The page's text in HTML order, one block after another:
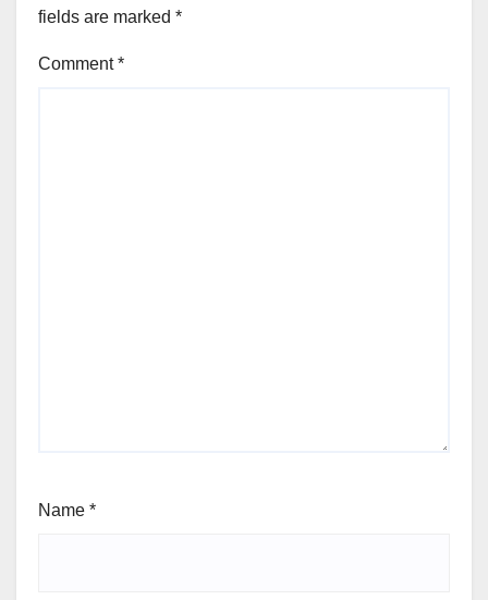
fields are marked *
Comment*
Name *